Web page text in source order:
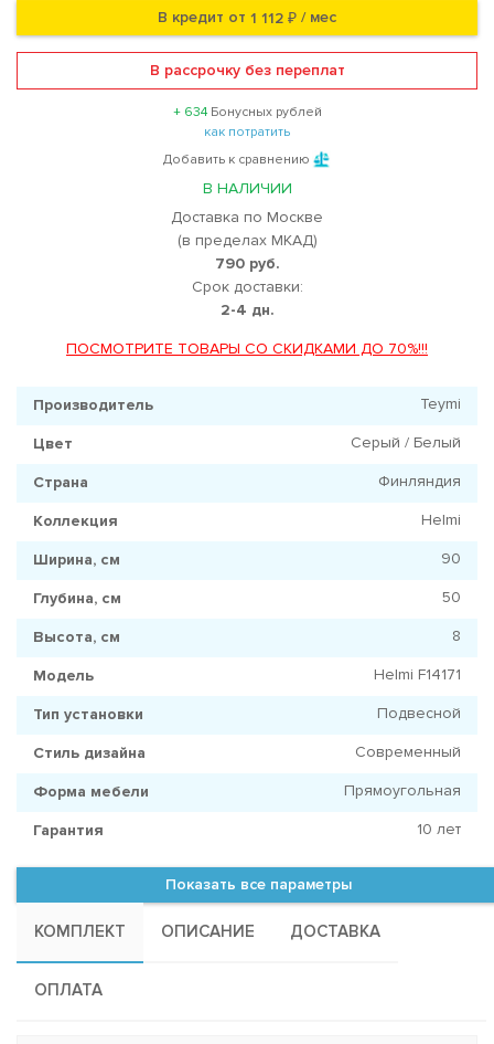
В кредит от 1 112 ₽ / мес
В рассрочку без переплат
+ 634Бонусных рублей
как потратить
Добавить к сравнению
В НАЛИЧИИ
Доставка по Москве
(в пределах МКАД)
790 руб.
Срок доставки:
2-4 дн.
ПОСМОТРИТЕ ТОВАРЫ СО СКИДКАМИ ДО 70%!!!
Производитель Teymi
Цвет Серый / Белый
Страна Финляндия
Коллекция Helmi
Ширина, см 90
Глубина, см 50
Высота, см 8
Модель Helmi F14171
Тип установки Подвесной
Стиль дизайна Современный
Форма мебели Прямоугольная
Гарантия 10 лет
Показать все параметры
КОМПЛЕКТ ОПИСАНИЕ ДОСТАВКА
ОПЛАТА